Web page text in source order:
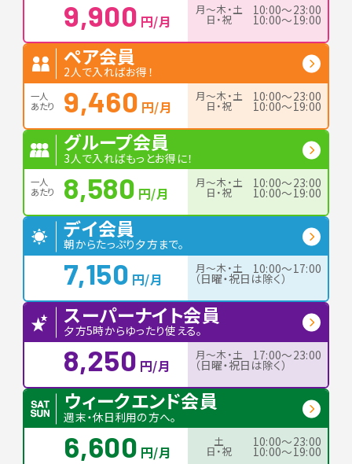
9,900 円/月
月〜木・土 10:00〜23:00
日・祝 10:00〜19:00
ペア会員
2人で入ればお得！
一人
あたり
9,460 円/月
月〜木・土 10:00〜23:00
日・祝 10:00〜19:00
グループ会員
3人で入ればもっとお得に！
一人
あたり
8,580 円/月
月〜木・土 10:00〜23:00
日・祝 10:00〜19:00
デイ会員
朝からたっぷり夕方まで。
7,150 円/月
月〜木・土 10:00〜17:00
（日曜・祝日は除く）
スーパーナイト会員
夕方5時からゆったり使える。
8,250 円/月
月〜木・土 17:00〜23:00
（日曜・祝日は除く）
ウィークエンド会員
週末・休日利用の方へ。
6,600 円/月
土 10:00〜23:00
日・祝 10:00〜19:00